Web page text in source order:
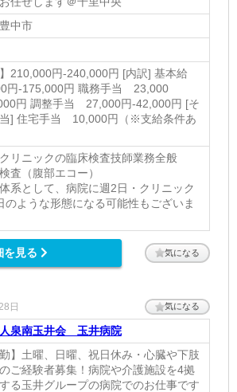
中市
】210,000円-240,000円 [内訳] 基本給
円-175,000円 職務手当 23,000
円 調整手当 27,000円-42,000円 [そ
] 住宅手当 10,000円（※支給条件あ
リニックの臨床検査技師業務全般
査（腹部エコー）
系として、病院に週2日・クリニック
のような形態になる可能性もございま
を見る 気になる
日 気になる
泉南玉井会 玉井病院
勤】土曜、日曜、祝日休み・心臓や下肢
ご経験者募集！病院や介護施設を4拠
る玉井グループの病院でのお仕事です